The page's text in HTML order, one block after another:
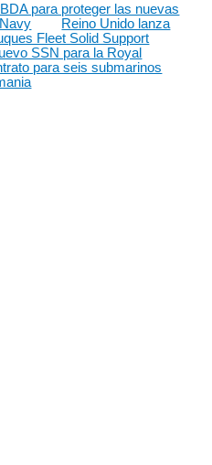
para proteger las nuevas
Reino Unido lanza
Fleet Solid Support
SSN para la Royal
para seis submarinos